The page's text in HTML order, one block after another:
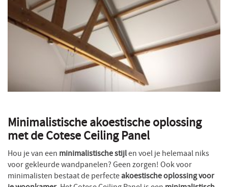
Minimalistische akoestische oplossing
met de Cotese Ceiling Panel
Hou je van een minimalistische stijlen voel je helemaal niks
voor gekleurde wandpanelen? Geen zorgen! Ook voor
minimalisten bestaat de perfecteakoestische oplossing voor